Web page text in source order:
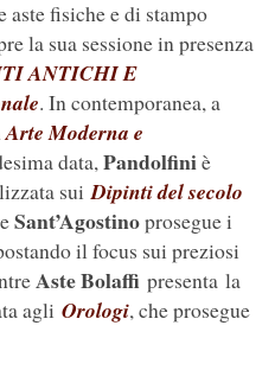
aste fisiche e di stampo
la sua sessione in presenza
ANTICHI E
. In contemporanea, a
Arte Moderna e
data,Pandolfiniè
suiDipinti del secolo
Sant’Agostinoprosegue i
il focus sui preziosi
Aste Bolaffipresenta la
agli Orologi, che prosegue